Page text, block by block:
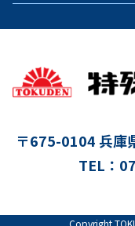
〒675-0104 兵庫
TEL：
Copyright